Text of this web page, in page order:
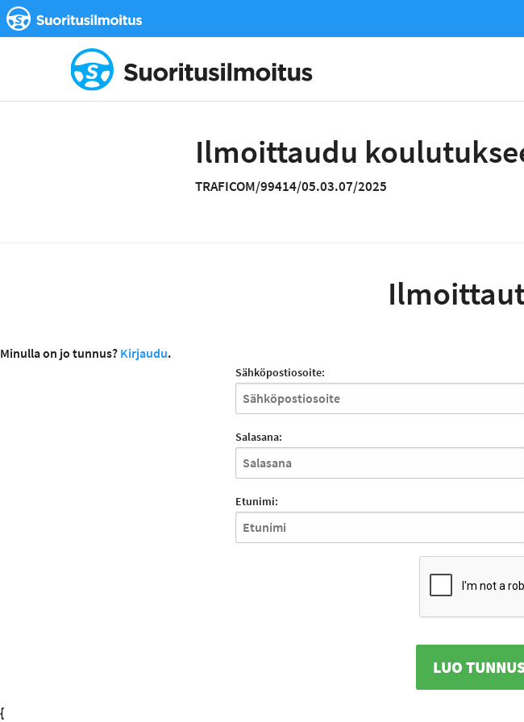
Ilmoittaudu
TRAFICOM/99414/05.03.07/2025
Minulla on jo tunnus? Kirjaudu.
Sähköpostiosoite:
Salasana:
Etunimi:
LUO
{